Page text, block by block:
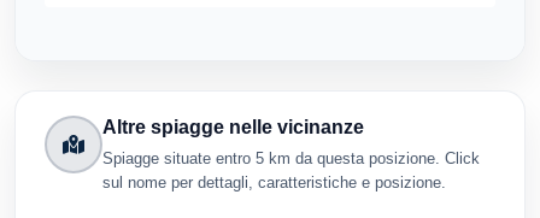
Altre spiagge nelle vicinanze
Spiagge situate entro 5 km da questa posizione. Click
sul nome per dettagli, caratteristiche e posizione.